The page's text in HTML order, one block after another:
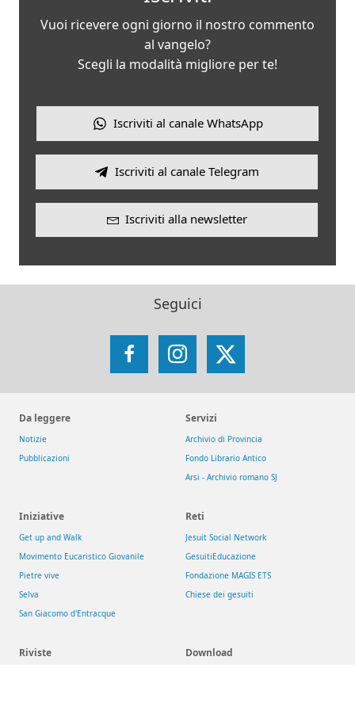
Vuoi ricevere ogni giorno il nostro commento
al vangelo?
Scegli la modalità migliore per te!
Iscriviti al canale WhatsApp
Iscriviti al canale Telegram
Iscriviti alla newsletter
Seguici
FacebookInstagram
X
Da leggere
Notizie
Pubblicazioni
Servizi
Archivio di Provincia
Fondo Librario Antico
Arsi - Archivio romano SJ
Iniziative
Get up and Walk
Movimento Eucaristico Giovanile
Pietre vive
Selva
San Giacomo d'Entracque
Reti
Jesuit Social Network
GesuitiEducazione
Fondazione MAGIS ETS
Chiese dei gesuiti
Riviste Download